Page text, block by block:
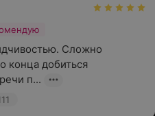
Сложно
конца добиться
п...